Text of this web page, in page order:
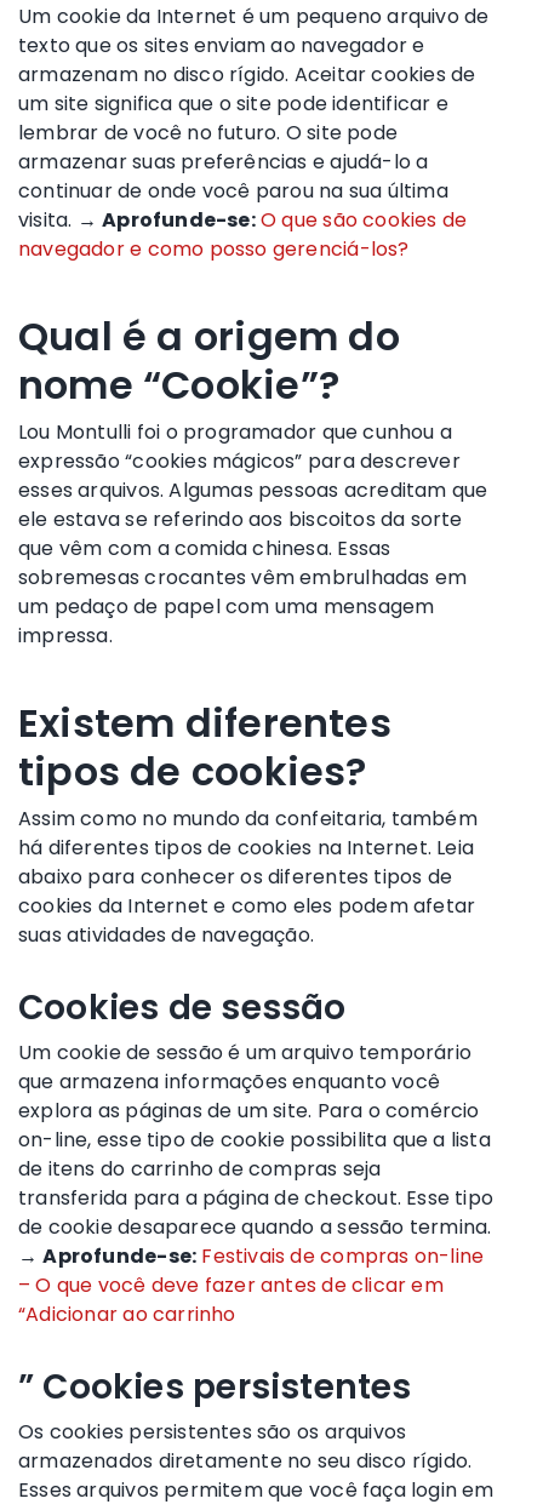
Um cookie da Internet é um pequeno arquivo de
texto que os sites enviam ao navegador e
armazenam no disco rígido. Aceitar cookies de
um site significa que o site pode identificar e
lembrar de você no futuro. O site pode
armazenar suas preferências e ajudá-lo a
continuar de onde você parou na sua última
visita. →Aprofunde-se:O que são cookies de
navegador e como posso gerenciá-los?
Qual é a origem do
nome “Cookie”?
Lou Montulli foi o programador que cunhou a
expressão “cookies mágicos” para descrever
esses arquivos. Algumas pessoas acreditam que
ele estava se referindo aos biscoitos da sorte
que vêm com a comida chinesa. Essas
sobremesas crocantes vêm embrulhadas em
um pedaço de papel com uma mensagem
impressa.
Existem diferentes
tipos de cookies?
Assim como no mundo da confeitaria, também
há diferentes tipos de cookies na Internet. Leia
abaixo para conhecer os diferentes tipos de
cookies da Internet e como eles podem afetar
suas atividades de navegação.
Cookies de sessão
Um cookie de sessão é um arquivo temporário
que armazena informações enquanto você
explora as páginas de um site. Para o comércio
on-line, esse tipo de cookie possibilita que a lista
de itens do carrinho de compras seja
transferida para a página de checkout. Esse tipo
de cookie desaparece quando a sessão termina.
→Aprofunde-se: Festivais de compras on-line
– O que você deve fazer antes de clicar em
“Adicionar ao carrinho
” Cookies persistentes
Os cookies persistentes são os arquivos
armazenados diretamente no seu disco rígido.
Esses arquivos permitem que você faça login em